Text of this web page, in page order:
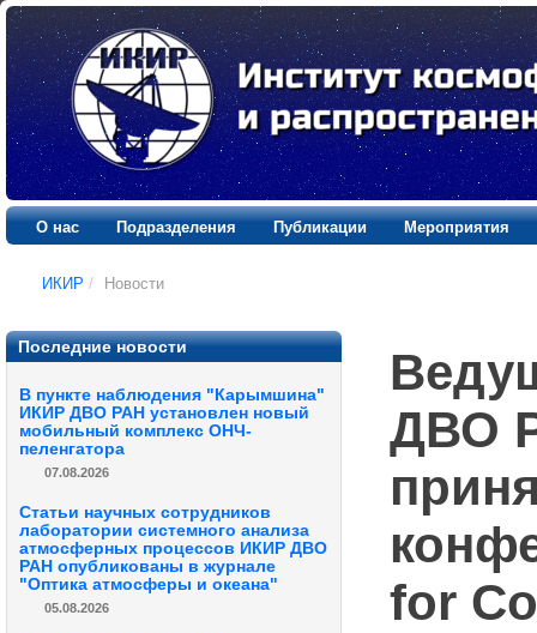
О нас Подразделения Публикации Мероприятия
ИКИР / Новости
Последние новости
В пункте наблюдения "Карымшина"
ИКИР ДВО РАН установлен новый
мобильный комплекс ОНЧ-
пеленгатора
07.08.2026
Статьи научных сотрудников
лаборатории системного анализа
атмосферных процессов ИКИР ДВО
РАН опубликованы в журнале
"Оптика атмосферы и океана"
05.08.2026
ДВО
for